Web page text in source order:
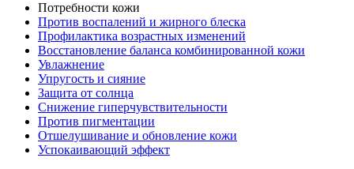
Потребности кожи
Против воспалений и жирного блеска
Профилактика возрастных изменений
Восстановление баланса комбинированной кожи
Увлажнение
Упругость и сияние
Защита от солнца
Снижение гиперчувствительности
Против пигментации
Отшелушивание и обновление кожи
Успокаивающий эффект